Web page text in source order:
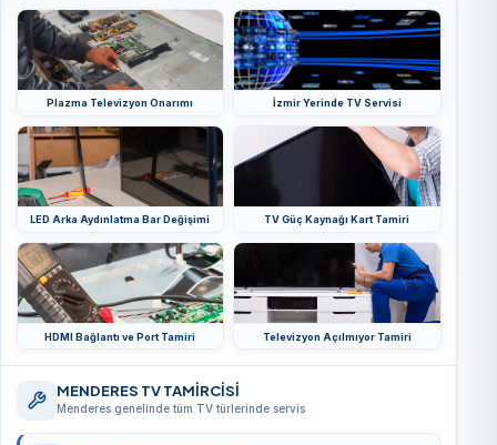
Plazma Televizyon Onarımı İzmir Yerinde TV Servisi
LED Arka Aydınlatma Bar Değişimi TV Güç Kaynağı Kart Tamiri
HDMI Bağlantı ve Port Tamiri Televizyon Açılmıyor Tamiri
MENDERES TV TAMİRCİSİ
Menderes genelinde tüm TV türlerinde servis